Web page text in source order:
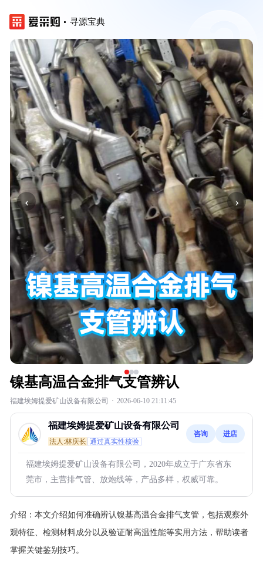
寻源宝典
‹ ›
镍基高温合金排气支管辨认
福建埃姆提爱矿山设备有限公司 · 2026-06-10 21:11:45
福建埃姆提爱矿山设备有限公司
法人:林庆长 通过真实性核验
咨询 进店
福建埃姆提爱矿山设备有限公司，2020年成立于广东省东
莞市，主营排气管、放炮线等，产品多样，权威可靠。
介绍： 本文介绍如何准确辨认镍基高温合金排气支管，包括观察外
观特征、检测材料成分以及验证耐高温性能等实用方法，帮助读者
掌握关键鉴别技巧。